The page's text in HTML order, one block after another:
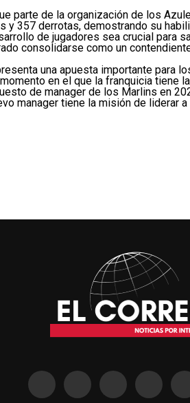
parte de la organización de los
y 357 derrotas, demostrando su
de jugadores sea crucial para
consolidarse como un
una apuesta importante para
en el que la franquicia
de manager de los Marlins en
manager tiene la misión de